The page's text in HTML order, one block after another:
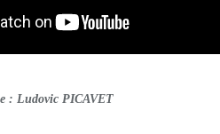
: Ludovic PICAVET